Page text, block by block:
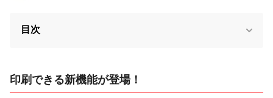
目次
印刷できる新機能が登場！